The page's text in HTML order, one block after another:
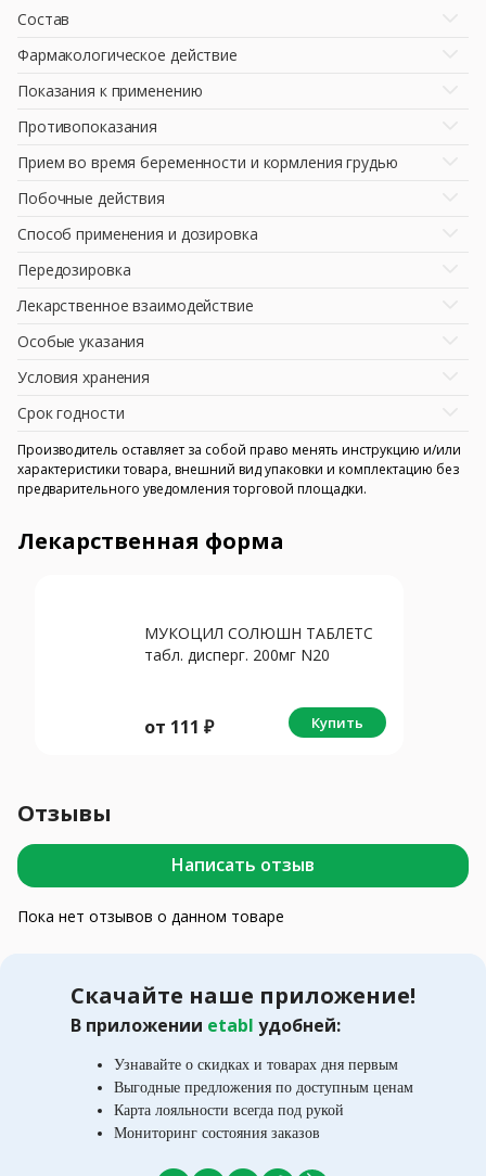
Состав
Фармакологическое действие
Показания к применению
Противопоказания
Прием во время беременности и кормления грудью
Побочные действия
Способ применения и дозировка
Передозировка
Лекарственное взаимодействие
Особые указания
Условия хранения
Срок годности
Производитель оставляет за собой право менять инструкцию и/или
характеристики товара, внешний вид упаковки и комплектацию без
предварительного уведомления торговой площадки.
Лекарственная форма
МУКОЦИЛ СОЛЮШН ТАБЛЕТС
табл. дисперг. 200мг N20
от 111 ₽ Купить
Отзывы
Написать отзыв
Пока нет отзывов о данном товаре
Скачайте наше приложение!
В приложении etabl удобней:
Узнавайте о скидках и товарах дня первым
Выгодные предложения по доступным ценам
Карта лояльности всегда под рукой
Мониторинг состояния заказов